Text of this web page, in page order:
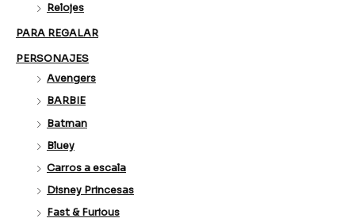
Relojes
PARA REGALAR
PERSONAJES
Avengers
BARBIE
Batman
Bluey
Carros a escala
Disney Princesas
Fast & Furious